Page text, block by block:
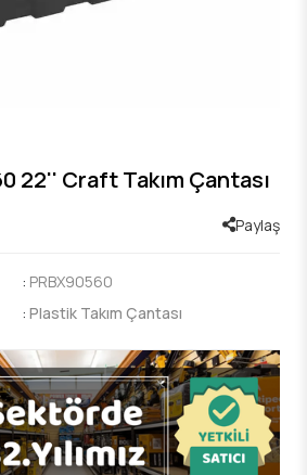
22'' Craft Takım Çantası
Paylaş
: PRBX90560
: Plastik Takım Çantası